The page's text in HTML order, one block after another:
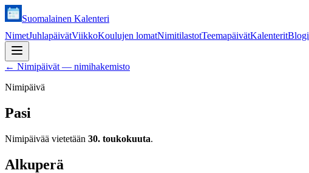
Suomalainen Kalenteri
NimetJuhlapäivätViikkoKoulujen lomatNimitilastotTeemapäivätKalenteritBlogi
← Nimipäivät — nimihakemisto
Nimipäivä
Pasi
Nimipäivää vietetään 30. toukokuuta.
Alkuperä